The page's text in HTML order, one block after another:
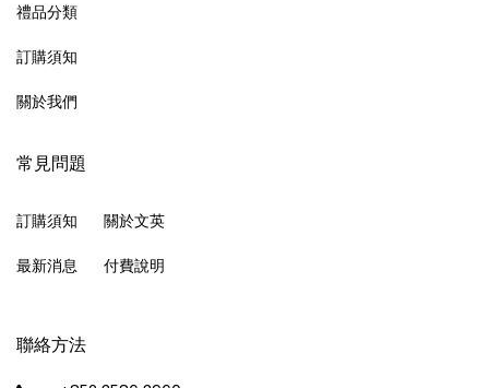
禮品分類
訂購須知
關於我們
常見問題
訂購須知
最新消息
關於文英
付費說明
聯絡方法